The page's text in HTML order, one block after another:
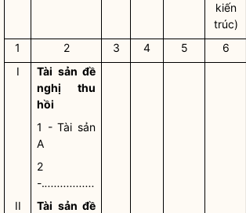
kiến
trúc)
1 2 3 4 5 6
I
Tài sản đề
nghị thu
hồi
1 - Tài sản
A
2
-.................
II
Tài sản đề